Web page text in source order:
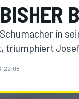
in
triumphiert
22:08